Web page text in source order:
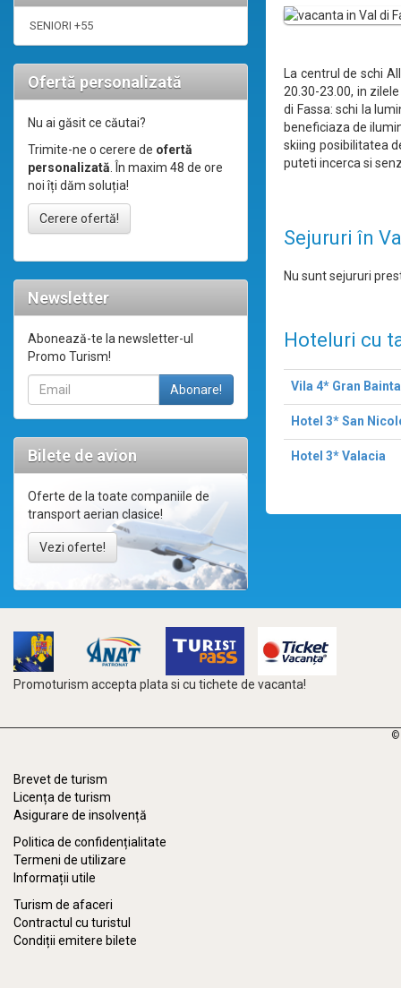
SENIORI +55
Ofertă personalizată
Nu ai găsit ce căutai?
Trimite-ne o cerere de ofertă
personalizată. În maxim 48 de ore
noi îți dăm soluția!
Cerere ofertă!
Newsletter
Abonează-te la newsletter-ul
Promo Turism!
Bilete de avion
Oferte de la toate companiile de
transport aerian clasice!
Vezi oferte!
La centrul de schi
20.30-23.00, in
di Fassa: schi la
beneficiaza de
skiing posibilitatea
puteti incerca si
Sejururi în
Nu sunt sejururi
Hoteluri cu
Vila 4* Gran
Hotel 3* San
Hotel 3* Valacia
Promoturism accepta plata si cu tichete de vacanta!
©
Brevet de turism
Licența de turism
Asigurare de insolvență
Politica de confidențialitate
Termeni de utilizare
Informații utile
Turism de afaceri
Contractul cu turistul
Condiții emitere bilete